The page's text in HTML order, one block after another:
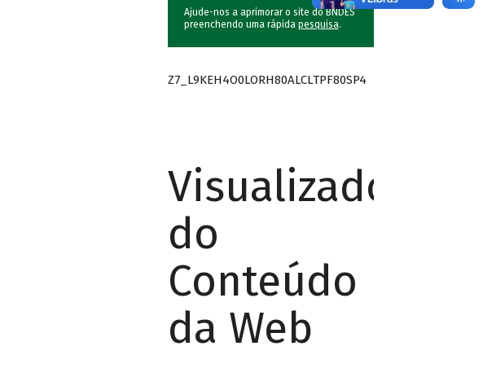
Ajude-nos a aprimorar o site do BNDES
preenchendo uma rápida pesquisa.
Z7_L9KEH4O0LORH80ALCLTPF80SP4
Visualizador
do
Conteúdo
da Web